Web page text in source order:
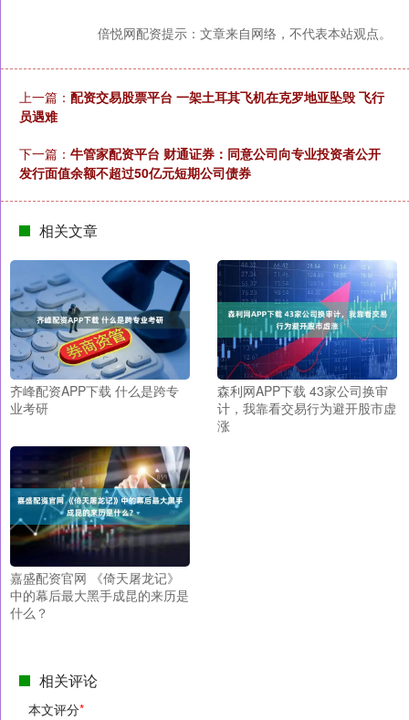
倍悦网配资提示：文章来自网络，不代表本站观点。
上一篇： 配资交易股票平台 一架土耳其飞机在克罗地亚坠毁 飞行
员遇难
下一篇： 牛管家配资平台 财通证券：同意公司向专业投资者公开
发行面值余额不超过50亿元短期公司债券
相关文章
齐峰配资APP下载 什么是跨专
业考研
森利网APP下载 43家公司换审
计，我靠看交易行为避开股市虚
涨
嘉盛配资官网 《倚天屠龙记》
中的幕后最大黑手成昆的来历是
什么？
相关评论
本文评分*